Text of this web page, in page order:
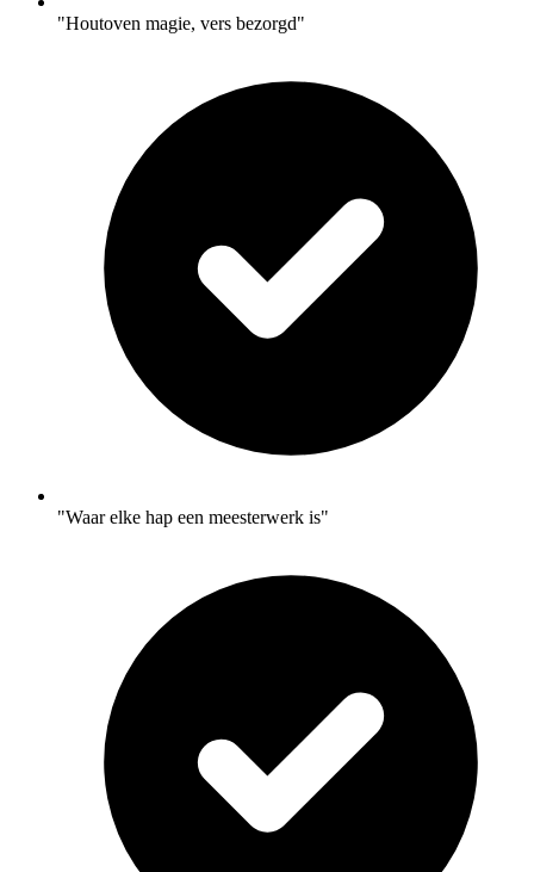
"Houtoven magie, vers bezorgd"
"Waar elke hap een meesterwerk is"